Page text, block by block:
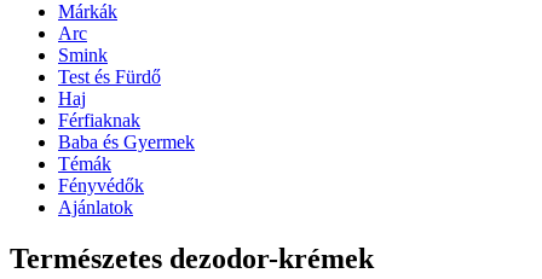
Márkák
Arc
Smink
Test és Fürdő
Haj
Férfiaknak
Baba és Gyermek
Témák
Fényvédők
Ajánlatok
Természetes dezodor-krémek